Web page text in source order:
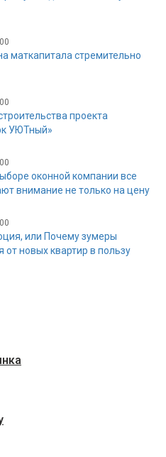
маткапитала стремительно
проекта
УЮТный»
оконной компании все
внимание не только на цену
или Почему зумеры
от новых квартир в пользу